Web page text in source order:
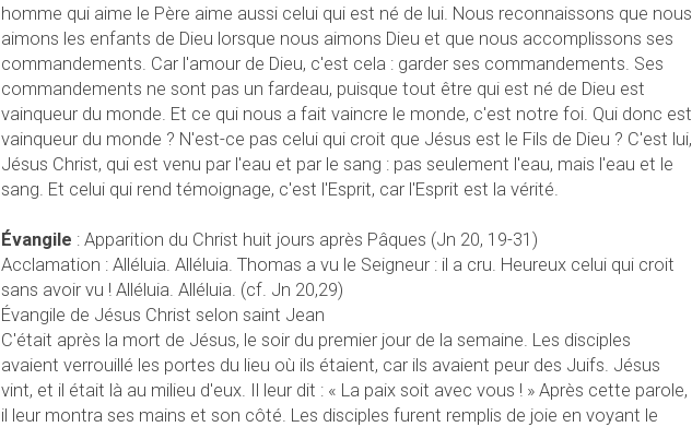
homme qui aime le Père aime aussi celui qui est né de lui. Nous reconnaissons que nous
aimons les enfants de Dieu lorsque nous aimons Dieu et que nous accomplissons ses
commandements. Car l'amour de Dieu, c'est cela : garder ses commandements. Ses
commandements ne sont pas un fardeau, puisque tout être qui est né de Dieu est
vainqueur du monde. Et ce qui nous a fait vaincre le monde, c'est notre foi. Qui donc est
vainqueur du monde ? N'est-ce pas celui qui croit que Jésus est le Fils de Dieu ? C'est lui,
Jésus Christ, qui est venu par l'eau et par le sang : pas seulement l'eau, mais l'eau et le
sang. Et celui qui rend témoignage, c'est l'Esprit, car l'Esprit est la vérité.
Évangile : Apparition du Christ huit jours après Pâques (Jn 20, 19-31)
Acclamation : Alléluia. Alléluia. Thomas a vu le Seigneur : il a cru. Heureux celui qui croit
sans avoir vu ! Alléluia. Alléluia. (cf. Jn 20,29)
Évangile de Jésus Christ selon saint Jean
C'était après la mort de Jésus, le soir du premier jour de la semaine. Les disciples
avaient verrouillé les portes du lieu où ils étaient, car ils avaient peur des Juifs. Jésus
vint, et il était là au milieu d'eux. Il leur dit : « La paix soit avec vous ! » Après cette parole,
il leur montra ses mains et son côté. Les disciples furent remplis de joie en voyant le